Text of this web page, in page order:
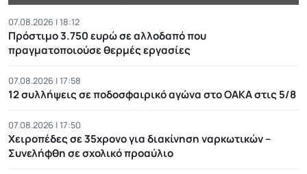
07.08.2026 | 18:12
Πρόστιμο 3.750 ευρώ σε αλλοδαπό που
πραγματοποιούσε θερμές εργασίες
07.08.2026 | 17:58
12 συλλήψεις σε ποδοσφαιρικό αγώνα στο ΟΑΚΑ στις 5/8
07.08.2026 | 17:50
Χειροπέδες σε 35χρονο για διακίνηση ναρκωτικών –
Συνελήφθη σε σχολικό προαύλιο